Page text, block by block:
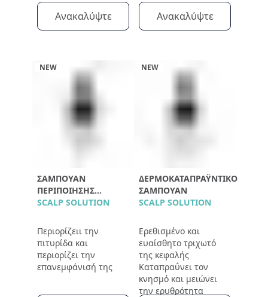
Ανακαλύψτε Ανακαλύψτε
NEW
ΣΑΜΠΟΥΆΝ
ΠΕΡΙΠΟΊΗΣΗΣ
ΤΡΙΧΩΤΟΎ
SCALP SOLUTION
Περιορίζειι την
πιτυρίδα και
περιορίζει την
επανεμφάνισή της
NEW
ΔΕΡΜΟΚΑΤΑΠΡΑΫΝΤΙΚΌ
ΣΑΜΠΟΥΆΝ
SCALP SOLUTION
Ερεθισμένο και
ευαίσθητο τριχωτό
της κεφαλής
Καταπραΰνει τον
κνησμό και μειώνει
την ερυθρότητα